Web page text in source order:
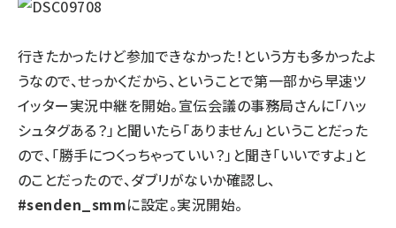
行きたかったけど参加できなかった！という方も多かったよ
うなので、せっかくだから、ということで第一部から早速ツ
イッター実況中継を開始。宣伝会議の事務局さんに「ハッ
シュタグある？」と聞いたら「ありません」ということだった
ので、「勝手につくっちゃっていい？」と聞き「いいですよ」と
のことだったので、ダブリがないか確認し、
#senden_smmに設定。実況開始。